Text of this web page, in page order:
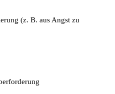
(z. B. aus Angst zu